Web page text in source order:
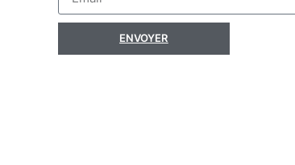
ENVOYER